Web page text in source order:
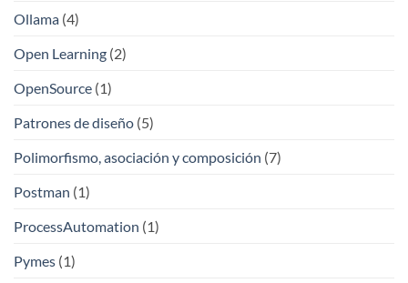
Ollama (4)
Open Learning (2)
OpenSource (1)
Patrones de diseño (5)
Polimorfismo, asociación y composición (7)
Postman (1)
ProcessAutomation (1)
Pymes (1)